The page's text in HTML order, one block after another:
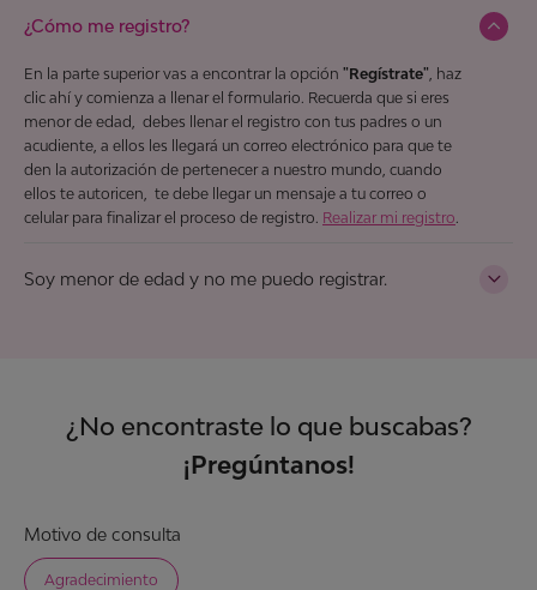
¿Cómo me registro?
En la parte superior vas a encontrar la opción "Regístrate", haz
clic ahí y comienza a llenar el formulario. Recuerda que si eres
menor de edad, debes llenar el registro con tus padres o un
acudiente, a ellos les llegará un correo electrónico para que te
den la autorización de pertenecer a nuestro mundo, cuando
ellos te autoricen, te debe llegar un mensaje a tu correo o
celular para finalizar el proceso de registro. Realizar mi registro.
Soy menor de edad y no me puedo registrar.
¿No encontraste lo que buscabas?
¡Pregúntanos!
Motivo de consulta
Agradecimiento